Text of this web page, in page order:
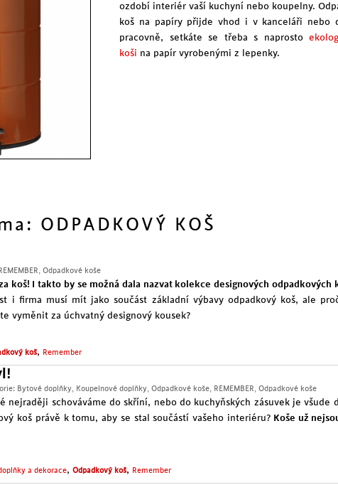
ozdobí interiér vaší kuchyní nebo koupelny.
koš na papíry přijde vhod i v kanceláři nebo
pracovně, setkáte se třeba s naprosto
koši na papír vyrobenými z lepenky.
ODPADKOVÝ KOŠ
REMEMBER, Odpadkové koše
koš! I takto by se možná dala nazvat kolekce designových odpadkových
i firma musí mít jako součást základní výbavy odpadkový koš, ale
vyměnit za úchvatný designový kousek?
koš, Remember
Bytové doplňky, Koupelnové doplňky, Odpadkové koše, REMEMBER, Odpadkové koše
nejraději schováváme do skříní, nebo do kuchyňských zásuvek je všude
koš právě k tomu, aby se stal součástí vašeho interiéru? Koše už
a dekorace, Odpadkový koš, Remember